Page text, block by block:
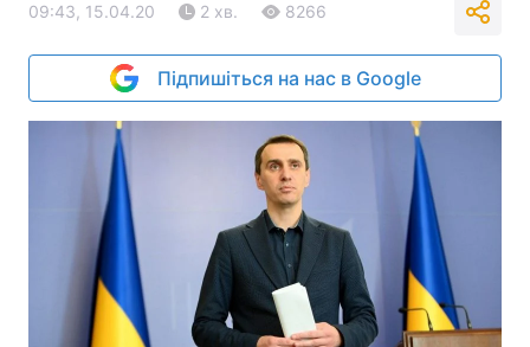
09:43, 15.04.20 2 хв. 8266
Підпишіться на нас в Google